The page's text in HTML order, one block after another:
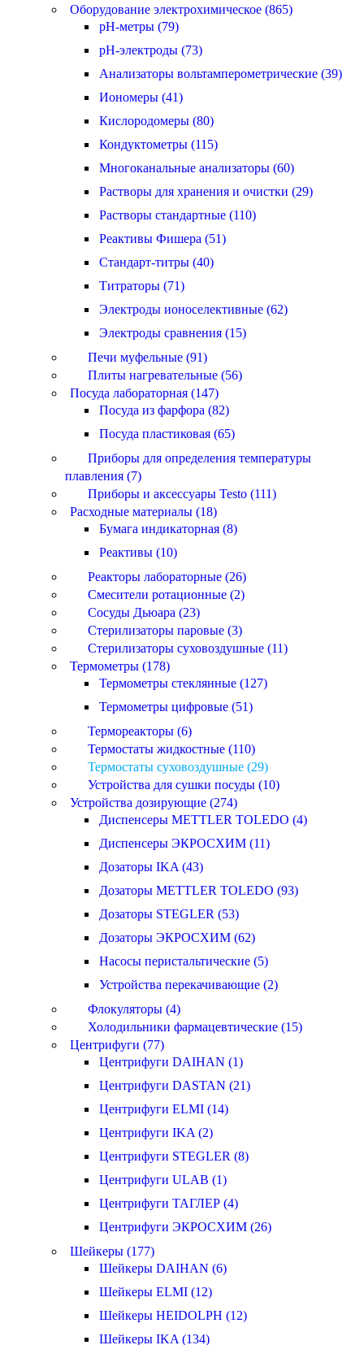
Оборудование электрохимическое (865)
pH-метры (79)
pH-электроды (73)
Анализаторы вольтамперометрические (39)
Иономеры (41)
Кислородомеры (80)
Кондуктометры (115)
Многоканальные анализаторы (60)
Растворы для хранения и очистки (29)
Растворы стандартные (110)
Реактивы Фишера (51)
Стандарт-титры (40)
Титраторы (71)
Электроды ионоселективные (62)
Электроды сравнения (15)
Печи муфельные (91)
Плиты нагревательные (56)
Посуда лабораторная (147)
Посуда из фарфора (82)
Посуда пластиковая (65)
Приборы для определения температуры
плавления (7)
Приборы и аксессуары Testo (111)
Расходные материалы (18)
Бумага индикаторная (8)
Реактивы (10)
Реакторы лабораторные (26)
Смесители ротационные (2)
Сосуды Дьюара (23)
Стерилизаторы паровые (3)
Стерилизаторы суховоздушные (11)
Термометры (178)
Термометры стеклянные (127)
Термометры цифровые (51)
Термореакторы (6)
Термостаты жидкостные (110)
Термостаты суховоздушные (29)
Устройства для сушки посуды (10)
Устройства дозирующие (274)
Диспенсеры METTLER TOLEDO (4)
Диспенсеры ЭКРОСХИМ (11)
Дозаторы IKA (43)
Дозаторы METTLER TOLEDO (93)
Дозаторы STEGLER (53)
Дозаторы ЭКРОСХИМ (62)
Насосы перистальтические (5)
Устройства перекачивающие (2)
Флокуляторы (4)
Холодильники фармацевтические (15)
Центрифуги (77)
Центрифуги DAIHAN (1)
Центрифуги DASTAN (21)
Центрифуги ELMI (14)
Центрифуги IKA (2)
Центрифуги STEGLER (8)
Центрифуги ULAB (1)
Центрифуги ТАГЛЕР (4)
Центрифуги ЭКРОСХИМ (26)
Шейкеры (177)
Шейкеры DAIHAN (6)
Шейкеры ELMI (12)
Шейкеры HEIDOLPH (12)
Шейкеры IKA (134)